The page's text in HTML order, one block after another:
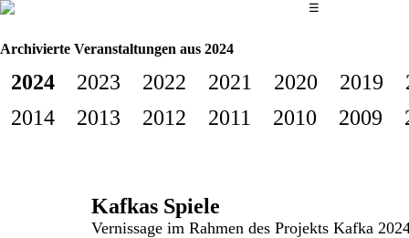
Das
☰
Archivierte Veranstaltungen aus 2024
2024 2023 2022 2021 2020 2019
2014
2013 2012 2011 2010 2009
Kafkas Spiele
Vernissage im Rahmen des Projekts Kafka